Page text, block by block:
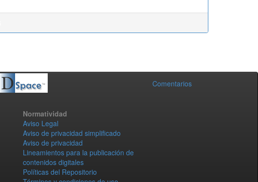
Comentarios
Normatividad
Aviso Legal
Aviso de privacidad simplificado
Aviso de privacidad
Lineamientos para la publicación de
contenidos digitales
Políticas del Repositorio